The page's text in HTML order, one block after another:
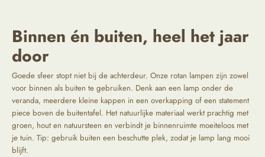
Binnen én buiten, heel het jaar
door
Goede sfeer stopt niet bij de achterdeur. Onze rotan lampen zijn zowel
voor binnen als buiten te gebruiken. Denk aan een lamp onder de
veranda, meerdere kleine kappen in een overkapping of een statement
piece boven de buitentafel. Het natuurlijke materiaal werkt prachtig met
groen, hout en natuursteen en verbindt je binnenruimte moeiteloos met
je tuin. Tip: gebruik buiten een beschutte plek, zodat je lamp lang mooi
blijft.